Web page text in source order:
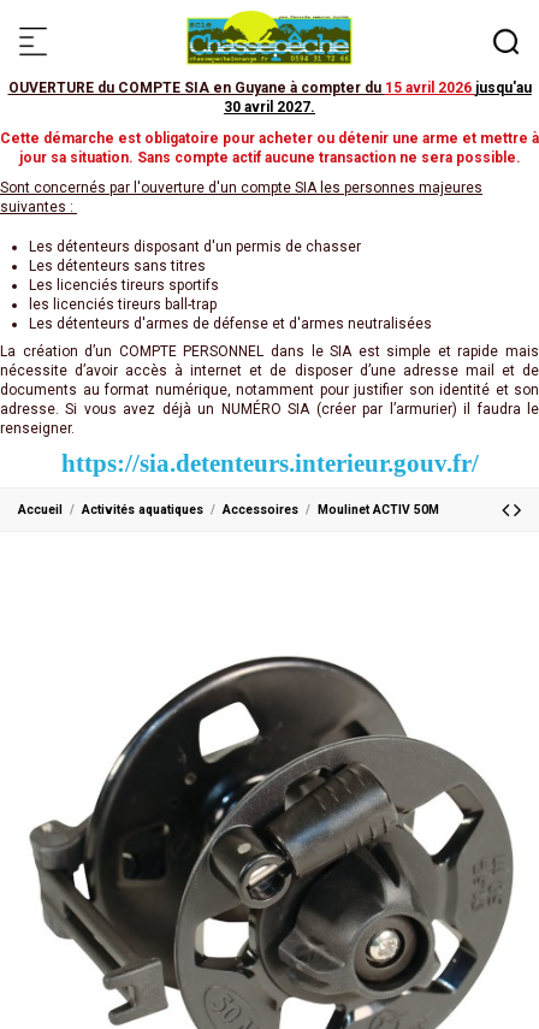
OUVERTURE du COMPTE SIA en Guyane à compter du 15 avril 2026 jusqu'au
30 avril 2027.
Cette démarche est obligatoire pour acheter ou détenir une arme et mettre à
jour sa situation. Sans compte actif aucune transaction ne sera possible.
Sont concernés par l'ouverture d'un compte SIA les personnes majeures
suivantes :
Les détenteurs disposant d'un permis de chasser
Les détenteurs sans titres
Les licenciés tireurs sportifs
les licenciés tireurs ball-trap
Les détenteurs d'armes de défense et d'armes neutralisées
La création d’un COMPTE PERSONNEL dans le SIA est simple et rapide mais
nécessite d’avoir accès à internet et de disposer d’une adresse mail et de
documents au format numérique, notamment pour justifier son identité et son
adresse. Si vous avez déjà un NUMÉRO SIA (créer par l’armurier) il faudra le
renseigner.
https://sia.detenteurs.interieur.gouv.fr/
Accueil Activités aquatiques Accessoires Moulinet ACTIV 50M